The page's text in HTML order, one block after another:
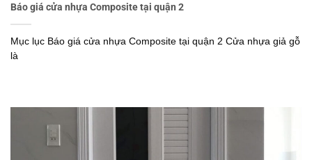
Báo giá cửa nhựa Composite tại quận 2
Mục lục Báo giá cửa nhựa Composite tại quận 2 Cửa nhựa giả gỗ
là